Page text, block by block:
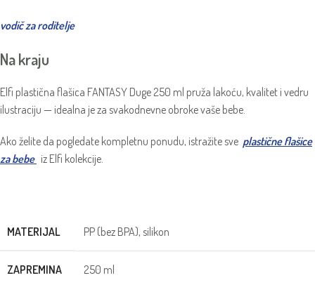
vodič za roditelje
Na kraju
Elfi plastična flašica FANTASY Duge 250 ml pruža lakoću, kvalitet i vedru
ilustraciju — idealna je za svakodnevne obroke vaše bebe.
Ako želite da pogledate kompletnu ponudu, istražite sve plastične flašice
za bebe iz Elfi kolekcije.
MATERIJAL PP (bez BPA), silikon
ZAPREMINA 250 ml